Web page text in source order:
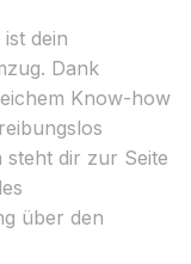
dein
Dank
Know-how
steht dir zur Seite
über den